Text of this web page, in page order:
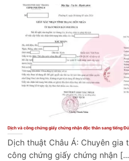
Dịch và công chứng giấy chứng nhận độc thân sang tiếng
Dịch thuật Châu Á: Chuyên gia
công chứng giấy chứng nhận